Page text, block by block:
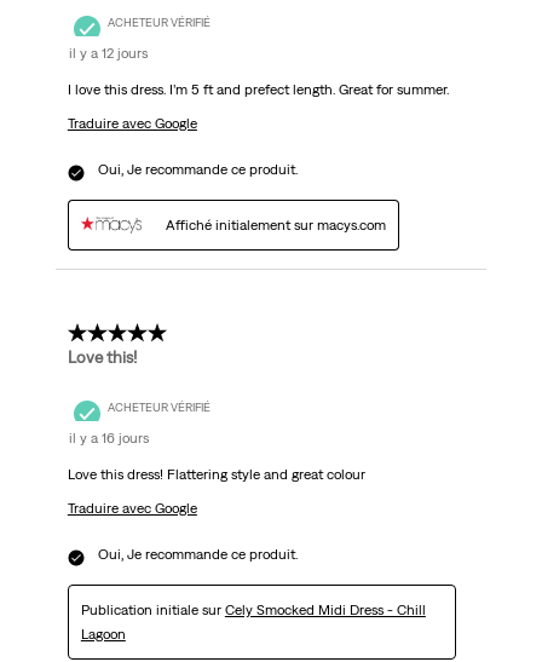
ACHETEUR VÉRIFIÉ
il y a 12 jours
I love this dress. I’m 5 ft and prefect length. Great for summer.
Traduire avec Google
Oui, Je recommande ce produit.
Affiché initialement sur macys.com
5 étoile(s) sur 5.
Love this!
ACHETEUR VÉRIFIÉ
il y a 16 jours
Love this dress! Flattering style and great colour
Traduire avec Google
Oui, Je recommande ce produit.
Publication initiale sur Cely Smocked Midi Dress - Chill
Lagoon